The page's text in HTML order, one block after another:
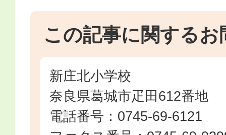
この記事に関するお
新庄北小学校
奈良県葛城市疋田612番地
電話番号：0745-69-6121